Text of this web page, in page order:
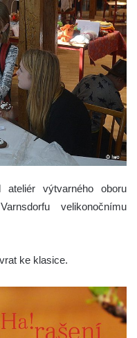
výtvarného oboru
velikonočnímu
ke klasice.